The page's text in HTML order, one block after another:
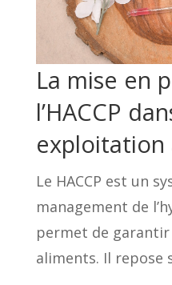
La mise en
l’HACCP
exploitation
Le HACCP est un
management de
permet de
aliments. Il repose